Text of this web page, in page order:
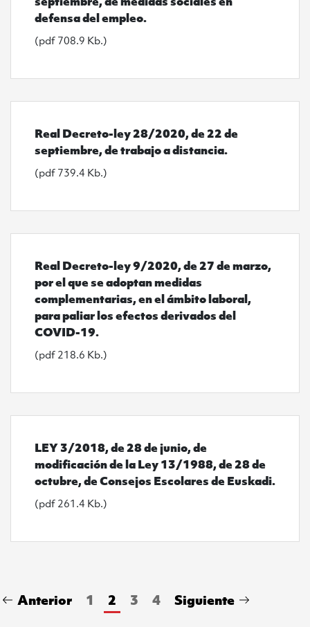
defensa del empleo.
(pdf 708.9 Kb.)
Real Decreto-ley 28/2020, de 22 de
septiembre, de trabajo a distancia.
(pdf 739.4 Kb.)
Real Decreto-ley 9/2020, de 27 de marzo,
por el que se adoptan medidas
complementarias, en el ámbito laboral,
para paliar los efectos derivados del
COVID-19.
(pdf 218.6 Kb.)
LEY 3/2018, de 28 de junio, de
modificación de la Ley 13/1988, de 28 de
octubre, de Consejos Escolares de Euskadi.
(pdf 261.4 Kb.)
Anterior 1 2 3 4 Siguiente